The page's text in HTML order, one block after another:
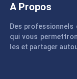
A Propos
Des
qui vous
les et partager